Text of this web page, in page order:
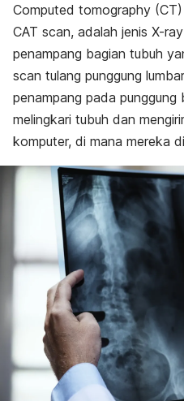
Computed tomography
CAT scan, adalah jenis X-
penampang bagian tubuh
scan tulang punggung
penampang pada
melingkari tubuh dan
komputer, di mana mereka